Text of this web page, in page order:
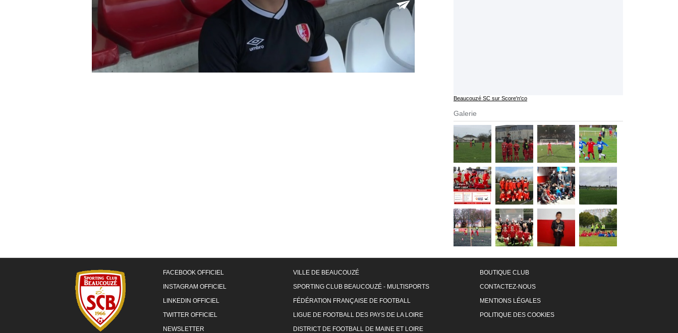
Beaucouzé SC sur Score'n'co
Galerie
FACEBOOK OFFICIEL
INSTAGRAM OFFICIEL
LINKEDIN OFFICIEL
TWITTER OFFICIEL
NEWSLETTER
VILLE DE BEAUCOUZÉ
SPORTING CLUB BEAUCOUZÉ - MULTISPORTS
FÉDÉRATION FRANÇAISE DE FOOTBALL
LIGUE DE FOOTBALL DES PAYS DE LA LOIRE
DISTRICT DE FOOTBALL DE MAINE ET LOIRE
BOUTIQUE CLUB
CONTACTEZ-NOUS
MENTIONS LÉGALES
POLITIQUE DES COOKIES